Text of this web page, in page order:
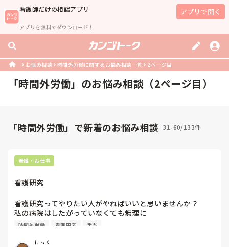
看護師だけの相談アプリ
アプリを無料でダウンロード！
アプリで開く
お悩み相談 時間外労働に関するお悩み相談一覧 2ページ目
「時間外労働」のお悩み相談（2ページ目）
「時間外労働」で新着のお悩み相談 31-60/133件
看護・お仕事
看護研究
看護研究ってやりたい人がやればいいと思いませんか？
私の病院はしたがっていなくても無理に
毎年複数名選抜されて2、3年かけて看護研究して
9割以上時間外でやってますし、別に手当が貰えるわけでも
時間外労働 看護研究 手当
にっく